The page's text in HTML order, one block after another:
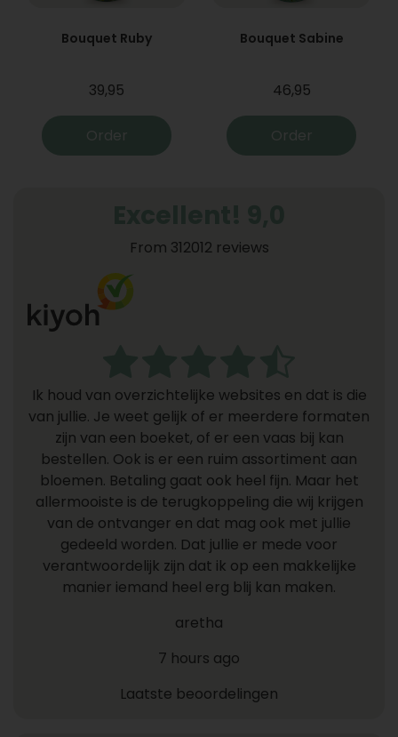
Bouquet Ruby
39,95
Order
Bouquet Sabine
46,95
Order
From 312012 reviews
Ik houd van overzichtelijke websites en dat is die
van jullie. Je weet gelijk of er meerdere formaten
zijn van een boeket, of er een vaas bij kan
bestellen. Ook is er een ruim assortiment aan
bloemen. Betaling gaat ook heel fijn. Maar het
allermooiste is de terugkoppeling die wij krijgen
van de ontvanger en dat mag ook met jullie
gedeeld worden. Dat jullie er mede voor
verantwoordelijk zijn dat ik op een makkelijke
manier iemand heel erg blij kan maken.
aretha
7 hours ago
Laatste beoordelingen